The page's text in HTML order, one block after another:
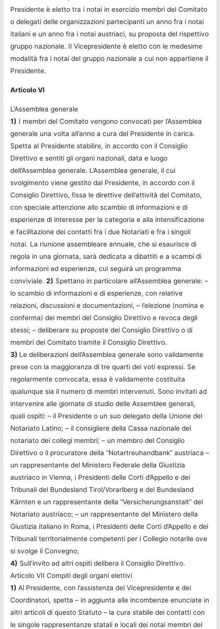
Presidente è eletto tra i notai in esercizio membri del Comitato
o delegati delle organizzazioni partecipanti un anno fra i notai
italiani e un anno fra i notai austriaci, su proposta del rispettivo
gruppo nazionale. Il Vicepresidente è eletto con le medesime
modalità fra i notai del gruppo nazionale a cui non appartiene il
Presidente.
Articolo VI
L’Assemblea generale
1) I membri del Comitato vengono convocati per l’Assemblea
generale una volta all’anno a cura del Presidente in carica.
Spetta al Presidente stabilire, in accordo con il Consiglio
Direttivo e sentiti gli organi nazionali, data e luogo
dell’Assemblea generale. L’Assemblea generale, il cui
svolgimento viene gestito dal Presidente, in accordo con il
Consiglio Direttivo, fissa le direttive dell’attività del Comitato,
con speciale attenzione allo scambio di informazioni e di
esperienze di interesse per la categoria e alla intensificazione
e facilitazione dei contatti fra i due Notariati e fra i singoli
notai. La riunione assembleare annuale, che si esaurisce di
regola in una giornata, sarà dedicata a dibattiti e a scambi di
informazioni ed esperienze, cui seguirà un programma
conviviale.2) Spettano in particolare all’Assemblea generale: –
lo scambio di informazioni e di esperienze, con relative
relazioni, discussioni e documentazioni, – l’elezione (nomina e
conferma) dei membri del Consiglio Direttivo e revoca degli
stessi; – deliberare su proposte del Consiglio Direttivo o di
membri del Comitato tramite il Consiglio Direttivo.
3) Le deliberazioni dell’Assemblea generale sono validamente
prese con la maggioranza di tre quarti dei voti espressi. Se
regolarmente convocata, essa è validamente costituita
qualunque sia il numero di membri intervenuti. Sono invitati ad
intervenire alle giornate di studio delle Assemblee generali,
quali ospiti: – il Presidente o un suo delegato della Unione del
Notariato Latino; – il consigliere della Cassa nazionale del
notariato dei collegi membri; – un membro del Consiglio
Direttivo o il procuratore della “Notartreuhandbank” austriaca –
un rappresentante del Ministero Federale della Giustizia
austriaco in Vienna, i Presidenti delle Corti d’Appello e dei
Tribunali del Bundesland Tirol/Vorarlberg e del Bundesland
Kärnten e un rappresentante della “Versicherungsanstalt” del
Notariato austriaco; – un rappresentante del Ministero della
Giustizia italiano in Roma, i Presidenti delle Corti d’Appello e dei
Tribunali territorialmente competenti per i Collegio notarile ove
si svolge il Convegno;
4) Sull’invito ad altri ospiti delibera il Consiglio Direttivo.
Articolo VII Compiti degli organi elettivi
1)Al Presidente, con l’assistenza del Vicepresidente e dei
Coordinatori, spetta – in aggiunta alle incombenze enunciate in
altri articoli di questo Statuto – la cura stabile dei contatti con
le singole rappresentanze statali e locali dei notai membri del